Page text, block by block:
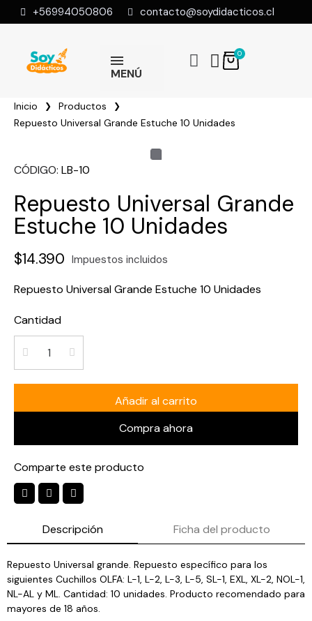
+56994050806 contacto@soydidacticos.cl
MENÚ
Inicio
Productos
Repuesto Universal Grande Estuche 10 Unidades
CÓDIGO LB-10
Repuesto Universal Grande
Estuche 10 Unidades
$14.390 Impuestos incluidos
Repuesto Universal Grande Estuche 10 Unidades
Cantidad
Añadir al carrito
Compra ahora
Comparte este producto
Descripción Ficha del producto
Repuesto Universal grande. Repuesto específico para los
siguientes Cuchillos OLFA: L-1, L-2, L-3, L-5, SL-1, EXL, XL-2, NOL-1,
NL-AL y ML. Cantidad: 10 unidades. Producto recomendado para
mayores de 18 años.